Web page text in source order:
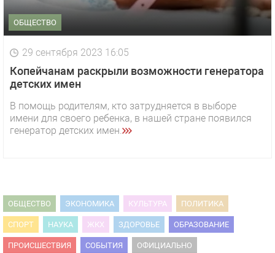
ОБЩЕСТВО
29 сентября 2023 16:05
Копейчанам раскрыли возможности генератора
детских имен
В помощь родителям, кто затрудняется в выборе
имени для своего ребенка, в нашей стране появился
генератор детских имен.
ОБЩЕСТВО ЭКОНОМИКА КУЛЬТУРА ПОЛИТИКА
СПОРТ НАУКА ЖКХ ЗДОРОВЬЕ ОБРАЗОВАНИЕ
ПРОИСШЕСТВИЯ СОБЫТИЯ ОФИЦИАЛЬНО